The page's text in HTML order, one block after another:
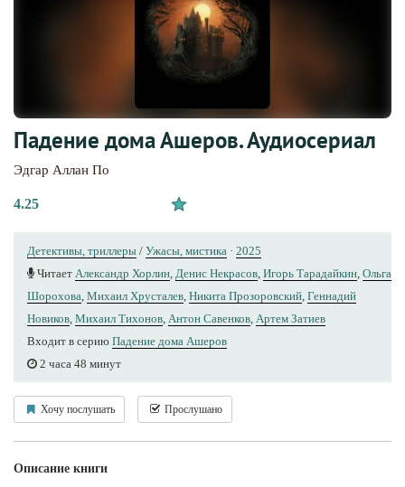
Падение дома Ашеров. Аудиосериал
Эдгар Аллан По
4.25
Детективы, триллеры / Ужасы, мистика · 2025
Читает Александр Хорлин, Денис Некрасов, Игорь Тарадайкин, Ольга
Шорохова, Михаил Хрусталев, Никита Прозоровский, Геннадий
Новиков, Михаил Тихонов, Антон Савенков, Артем Затиев
Входит в серию Падение дома Ашеров
2 часа 48 минут
Хочу послушать Прослушано
Описание книги